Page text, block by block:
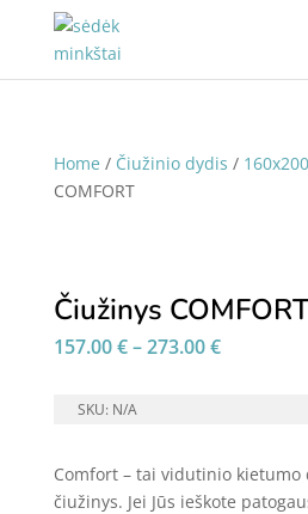
Home / Čiužinio dydis /
COMFORT
Čiužinys
157.00€–273.00€Price
SKU: N/A
Comfort – tai vidutinio
čiužinys. Jei Jūs ieškote